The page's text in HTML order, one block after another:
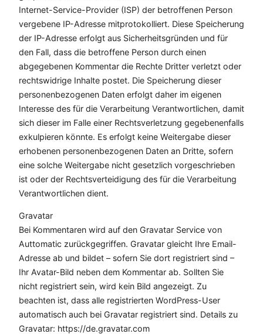
Internet-Service-Provider (ISP) der betroffenen Person
vergebene IP-Adresse mitprotokolliert. Diese Speicherung
der IP-Adresse erfolgt aus Sicherheitsgründen und für
den Fall, dass die betroffene Person durch einen
abgegebenen Kommentar die Rechte Dritter verletzt oder
rechtswidrige Inhalte postet. Die Speicherung dieser
personenbezogenen Daten erfolgt daher im eigenen
Interesse des für die Verarbeitung Verantwortlichen, damit
sich dieser im Falle einer Rechtsverletzung gegebenenfalls
exkulpieren könnte. Es erfolgt keine Weitergabe dieser
erhobenen personenbezogenen Daten an Dritte, sofern
eine solche Weitergabe nicht gesetzlich vorgeschrieben
ist oder der Rechtsverteidigung des für die Verarbeitung
Verantwortlichen dient.
Gravatar
Bei Kommentaren wird auf den Gravatar Service von
Auttomatic zurückgegriffen. Gravatar gleicht Ihre Email-
Adresse ab und bildet – sofern Sie dort registriert sind –
Ihr Avatar-Bild neben dem Kommentar ab. Sollten Sie
nicht registriert sein, wird kein Bild angezeigt. Zu
beachten ist, dass alle registrierten WordPress-User
automatisch auch bei Gravatar registriert sind. Details zu
Gravatar: https://de.gravatar.com